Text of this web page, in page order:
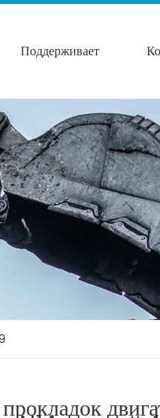
Поддерживает